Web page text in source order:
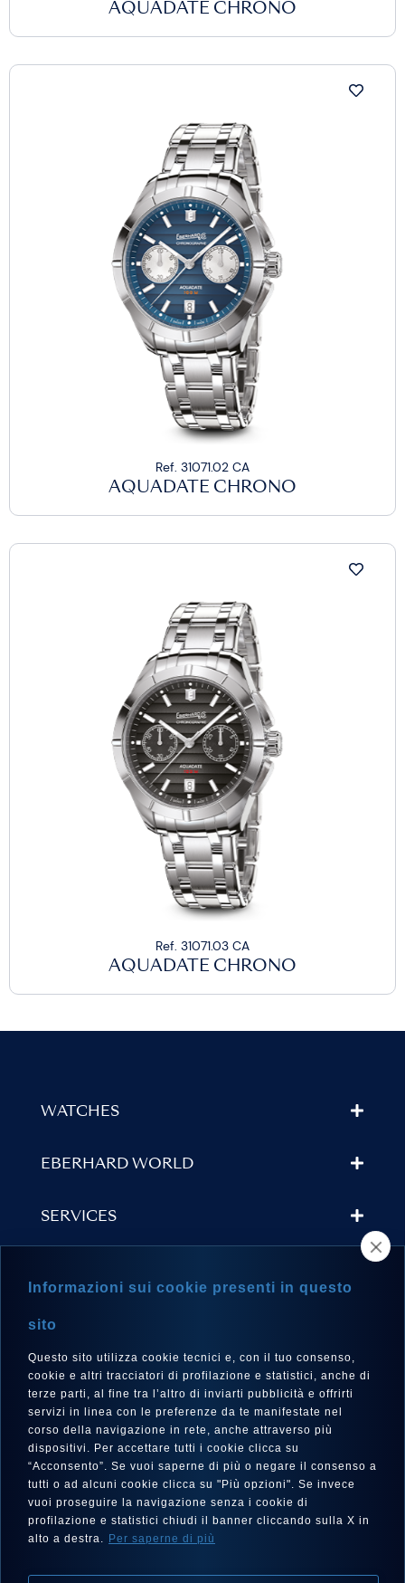
AQUADATE CHRONO
Ref. 31071.02 CA
AQUADATE CHRONO
Ref. 31071.03 CA
AQUADATE CHRONO
WATCHES
EBERHARD WORLD
SERVICES
LANGUAGE
English
FOLLOW US
Informazioni sui cookie presenti in questo
sito
Questo sito utilizza cookie tecnici e, con il tuo consenso,
cookie e altri tracciatori di profilazione e statistici, anche di
terze parti, al fine tra l’altro di inviarti pubblicità e offrirti
servizi in linea con le preferenze da te manifestate nel
corso della navigazione in rete, anche attraverso più
dispositivi. Per accettare tutti i cookie clicca su
“Acconsento”. Se vuoi saperne di più o negare il consenso a
tutti o ad alcuni cookie clicca su "Più opzioni". Se invece
vuoi proseguire la navigazione senza i cookie di
profilazione e statistici chiudi il banner cliccando sulla X in
alto a destra. Per saperne di più